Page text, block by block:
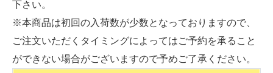
下さい。
※本商品は初回の入荷数が少数となっておりますので、
ご注文いただくタイミングによってはご予約を承ること
ができない場合がございますので予めご了承ください。